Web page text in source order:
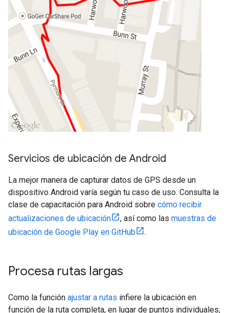
Servicios de ubicación de Android
La mejor manera de capturar datos de GPS desde un
dispositivo Android varía según tu caso de uso. Consulta la
clase de capacitación para Android sobre cómo recibir
actualizaciones de ubicación
, así como las muestras de
ubicación de Google Play en GitHub
.
Procesa rutas largas
Como la función ajustar a rutas infiere la ubicación en
función de la ruta completa, en lugar de puntos individuales,